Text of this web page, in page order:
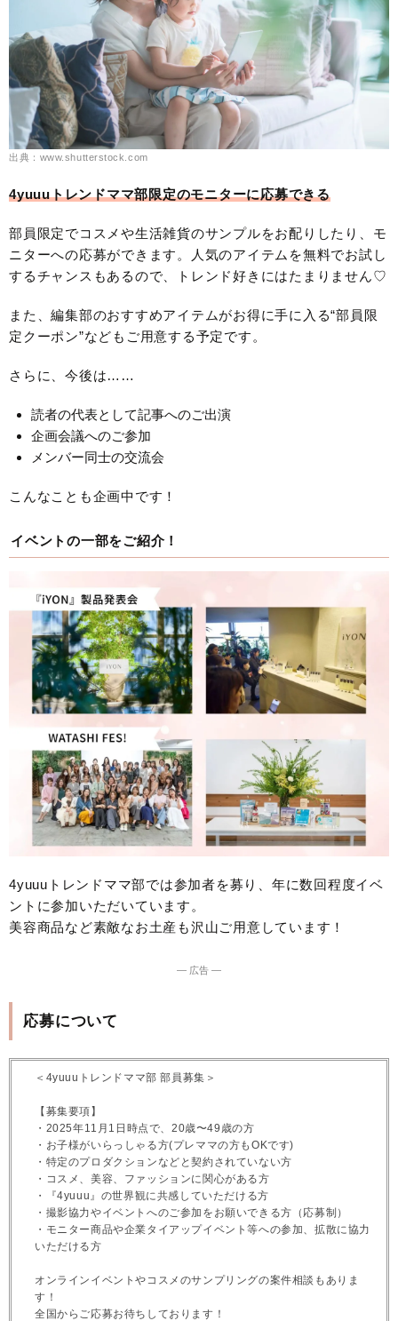
出典：www.shutterstock.com
4yuuuトレンドママ部限定のモニターに応募できる
部員限定でコスメや生活雑貨のサンプルをお配りしたり、モ
ニターへの応募ができます。人気のアイテムを無料でお試し
するチャンスもあるので、トレンド好きにはたまりません♡
また、編集部のおすすめアイテムがお得に手に入る“部員限
定クーポン”などもご用意する予定です。
さらに、今後は……
読者の代表として記事へのご出演
企画会議へのご参加
メンバー同士の交流会
こんなことも企画中です！
イベントの一部をご紹介！
4yuuuトレンドママ部では参加者を募り、年に数回程度イベ
ントに参加いただいています。
美容商品など素敵なお土産も沢山ご用意しています！
― 広告 ―
応募について
＜4yuuuトレンドママ部 部員募集＞
【募集要項】
・2025年11月1日時点で、20歳〜49歳の方
・お子様がいらっしゃる方(プレママの方もOKです)
・特定のプロダクションなどと契約されていない方
・コスメ、美容、ファッションに関心がある方
・『4yuuu』の世界観に共感していただける方
・撮影協力やイベントへのご参加をお願いできる方（応募制）
・モニター商品や企業タイアップイベント等への参加、拡散に協力
いただける方
オンラインイベントやコスメのサンプリングの案件相談もありま
す！
全国からご応募お待ちしております！